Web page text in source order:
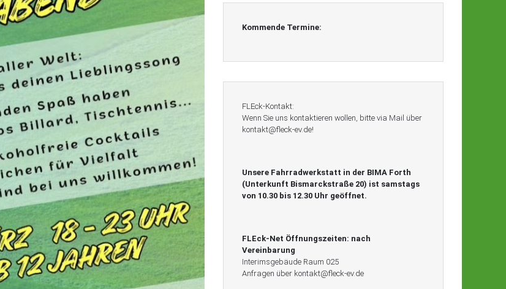
Kommende Termine:
FLEck-Kontakt:
Wenn Sie uns kontaktieren wollen, bitte via Mail über
kontakt@fleck-ev.de!
Unsere Fahrradwerkstatt in der BIMA Forth
(Unterkunft Bismarckstraße 20) ist samstags
von 10.30 bis 12.30 Uhr geöffnet.
FLEck-Net Öffnungszeiten: nach
Vereinbarung
Interimsgebäude Raum 025
Anfragen über kontakt@fleck-ev.de